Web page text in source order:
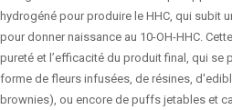
hydrogéné pour produire le HHC, qui subit
pour donner naissance au 10-OH-HHC.
pureté et l’efficacité du produit final, qui se
forme de fleurs infusées, de résines,
brownies), ou encore de puffs jetables et